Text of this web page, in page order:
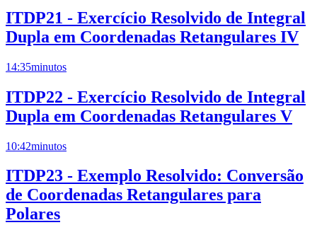
ITDP21 - Exercício Resolvido de Integral
Dupla em Coordenadas Retangulares IV
14:35minutos
ITDP22 - Exercício Resolvido de Integral
Dupla em Coordenadas Retangulares V
10:42minutos
ITDP23 - Exemplo Resolvido: Conversão
de Coordenadas Retangulares para
Polares